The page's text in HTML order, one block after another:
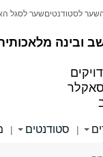
ובינה
סאקלר
שער לסטודנטיםשער לסגל
| סטודנטים |